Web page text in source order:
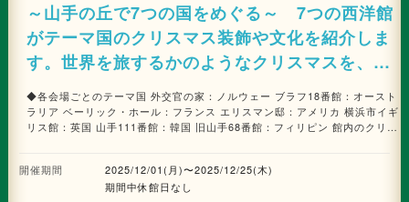
～山手の丘で7つの国をめぐる～ 7つの西洋館
がテーマ国のクリスマス装飾や文化を紹介しま
す。世界を旅するかのようなクリスマスを、山
手西洋館でお楽しみください。
◆各会場ごとのテーマ国 外交官の家：ノルウェー ブラフ18番館：オースト
ラリア ベーリック・ホール：フランス エリスマン邸：アメリカ 横浜市イギ
リス館：英国 山手111番館：韓国 旧山手68番館：フィリピン 館内のクリス
ャンドルガーデンを開催します。※雨天の場合は翌日
開催期間
2025/12/01(月)〜2025/12/25(木)
期間中休館日なし